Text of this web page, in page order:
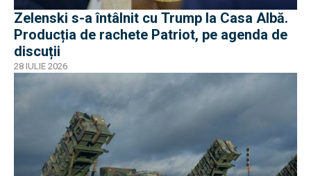
Zelenski s-a întâlnit cu Trump la Casa Albă.
Producția de rachete Patriot, pe agenda de
discuții
28 IULIE 2026